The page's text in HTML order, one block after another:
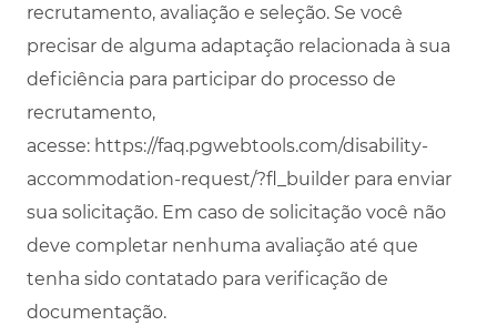
recrutamento, avaliação e seleção. Se você
precisar de alguma adaptação relacionada à sua
deficiência para participar do processo de
recrutamento,
acesse: https://faq.pgwebtools.com/disability-
accommodation-request/?fl_builder para enviar
sua solicitação. Em caso de solicitação você não
deve completar nenhuma avaliação até que
tenha sido contatado para verificação de
documentação.